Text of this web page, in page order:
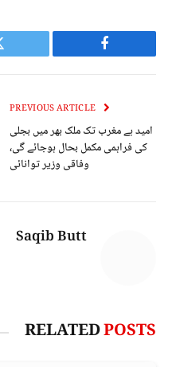
Facebook
امید ہے مغرب تک ملک بھر میں بجلی
کی فراہمی مکمل بحال ہوجائے گی،
وفاقی وزیر توانائی
Saqib Butt
RELATEDPOSTS